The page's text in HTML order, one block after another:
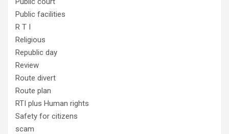
Public facilities
R T I
Religious
Republic day
Review
Route divert
Route plan
RTI plus Human rights
Safety for citizens
scam